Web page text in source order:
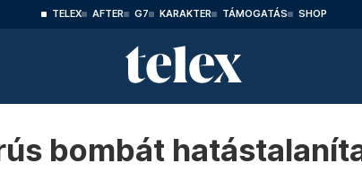
TELEX AFTER G7 KARAKTER TÁMOGATÁS SHOP
bombát